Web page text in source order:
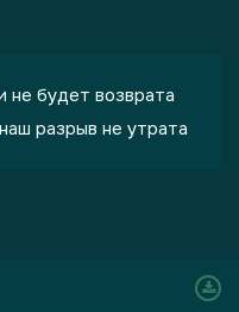
не будет возврата
разрыв не утрата